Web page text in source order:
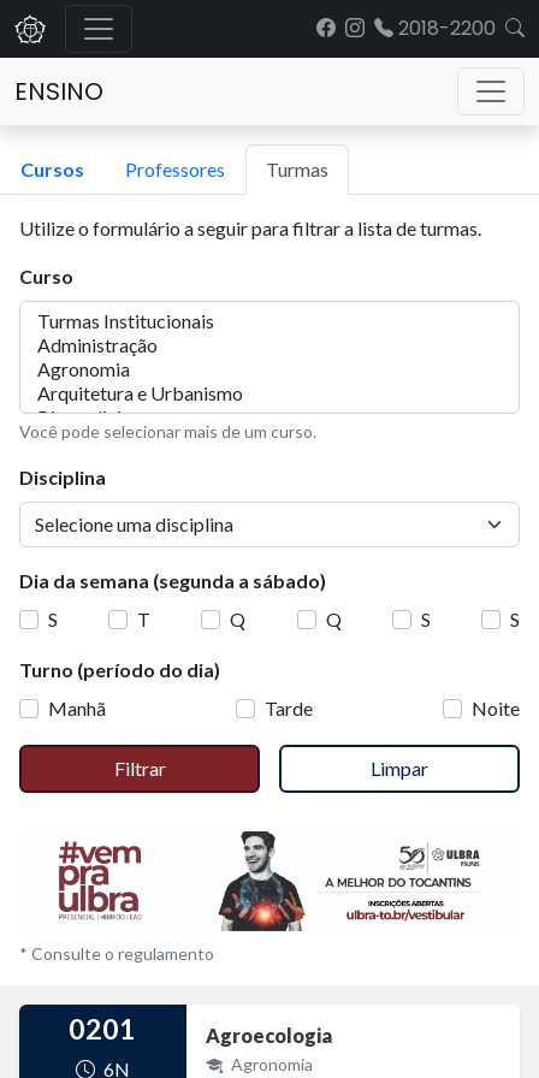
2018-2200
ENSINO
Cursos Professores Turmas
Utilize o formulário a seguir para filtrar a lista de turmas.
Curso
Você pode selecionar mais de um curso.
Disciplina
Dia da semana (segunda a sábado)
S
T Q Q S S
Turno (período do dia)
Manhã
Tarde Noite
Filtrar Limpar
* Consulte o regulamento
0201
6N
Agroecologia
Agronomia